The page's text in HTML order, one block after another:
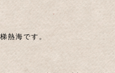
熱海です。